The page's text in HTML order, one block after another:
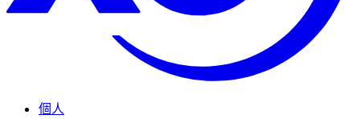
個人